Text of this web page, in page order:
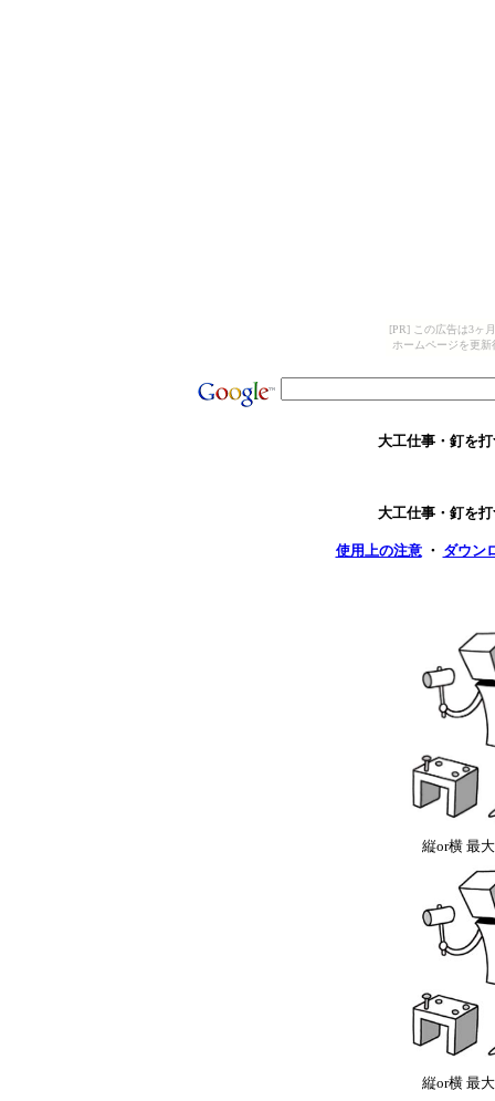
[PR] この広告は3ヶ
ホームページを更
大工仕事・釘を
大工仕事・釘を
使用上の注意・ ダウン
縦or横 最
縦or横 最